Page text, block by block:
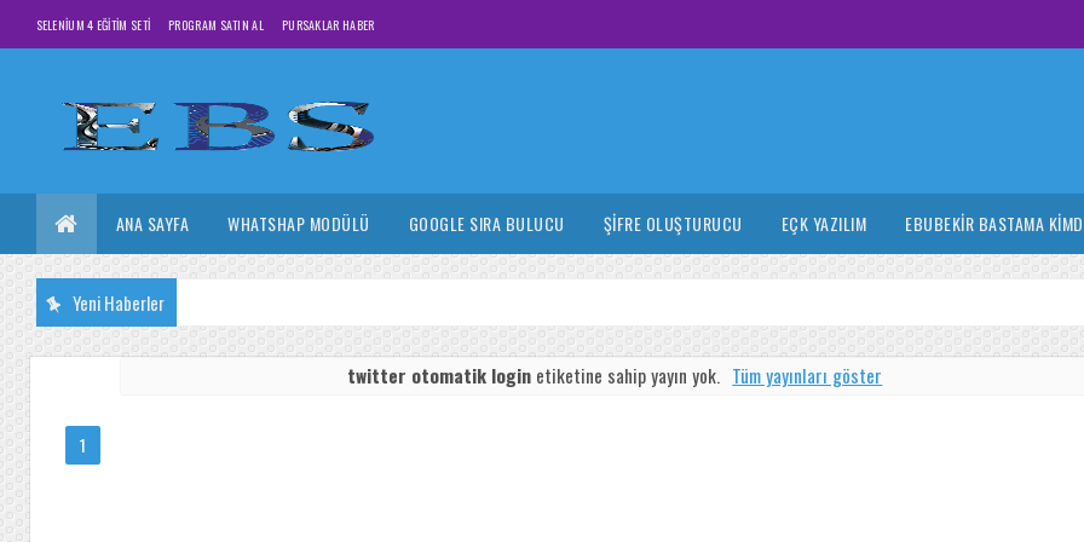
SELENIUM 4 EĞITIM SETI PROGRAM SATIN AL PURSAKLAR HABER
ANA SAYFA WHATSHAP MODÜLÜ GOOGLE SIRA BULUCU ŞIFRE OLUŞTURUCU EÇK YAZILIM EBUBEKIR BASTAMA
Yeni Haberler
twitter otomatik login etiketine sahip yayın yok. Tüm yayınları göster
1